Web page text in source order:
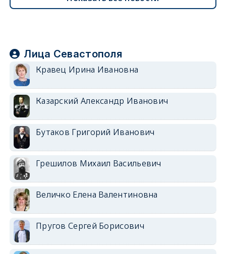
Лица Севастополя
Кравец Ирина Ивановна
Казарский Александр Иванович
Бутаков Григорий Иванович
Грешилов Михаил Васильевич
Величко Елена Валентиновна
Пругов Сергей Борисович